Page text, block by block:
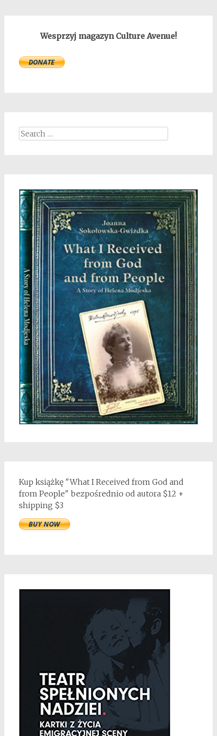
Wesprzyj magazyn Culture Avenue!
Search
for:
Kup książkę "What I Received from God and
from People" bezpośrednio od autora $12 +
shipping $3